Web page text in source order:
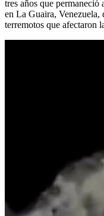
tres años que
en La Guaira, Venezuela,
terremotos que afectaron